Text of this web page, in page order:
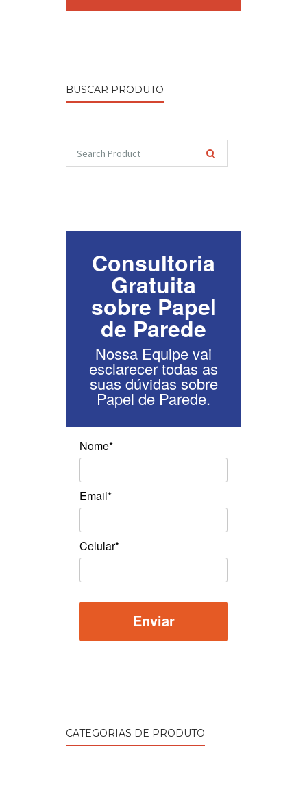
BUSCAR PRODUTO
Consultoria
Gratuita
sobre Papel
de Parede
Nossa Equipe vai
esclarecer todas as
suas dúvidas sobre
Papel de Parede.
Nome*
Email*
Celular*
CATEGORIAS DE PRODUTO